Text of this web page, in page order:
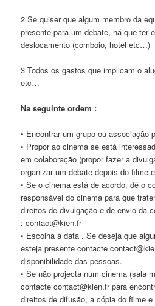
2­ Se quiser que algum membro da
presente para um debate, há que ter
deslocamento (comboio, hotel etc…)
3­ Todos os gastos que implicam o
etc…
Na seguinte ordem :
• Encontrar um grupo ou associação
• Propor ao cinema se está
em colaboração (propor fazer a
organizar um debate depois do filme
• Se o cinema está de acordo, dê o
responsável do cinema para que
direitos de divulgação e de envio da
: contact@kien.fr
• Escolha a data . Se deseja que
esteja presente contacte
disponibilidade das pessoas.
• Se não projecta num cinema (sala
contacte contact@kien.fr para
direitos de difusão, a cópia do filme